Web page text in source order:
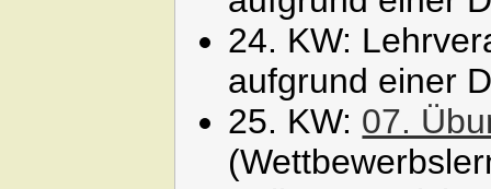
24. KW:
aufgrund einer
25. KW: 07.